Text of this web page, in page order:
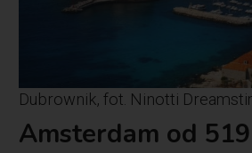
Dubrownik, fot. Ninotti
Amsterdam od 519